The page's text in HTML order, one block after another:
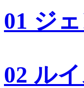
01 ジ
02 ル